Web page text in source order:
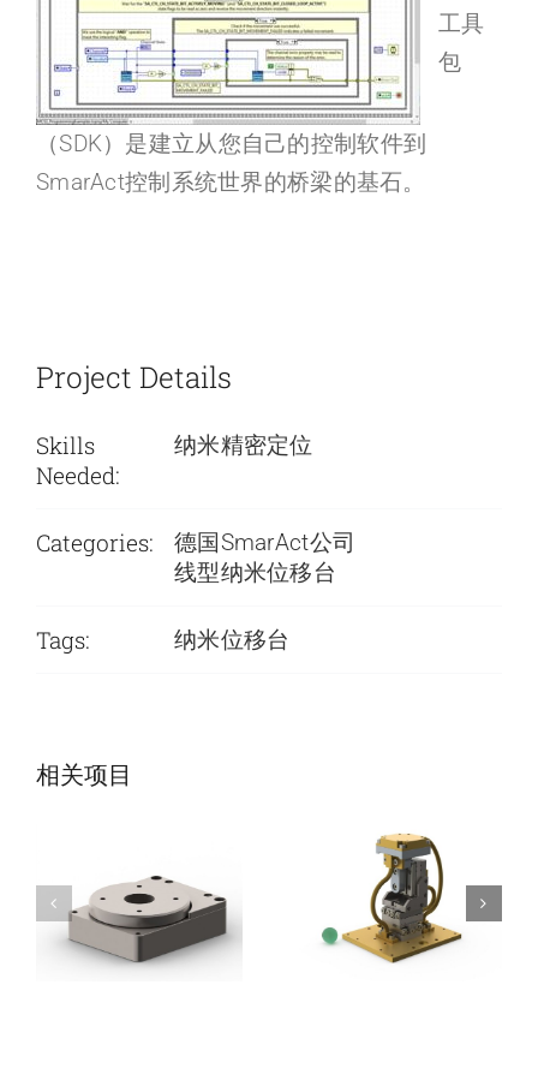
工具
包
（SDK）是建立从您自己的控制软件到
SmarAct控制系统世界的桥梁的基石。
Project Details
Skills
Needed:
纳米精密定位
Categories:
德国SmarAct公司
线型纳米位移台
Tags: 纳米位移台
相关项目
SmarAct公司-低
温旋转台